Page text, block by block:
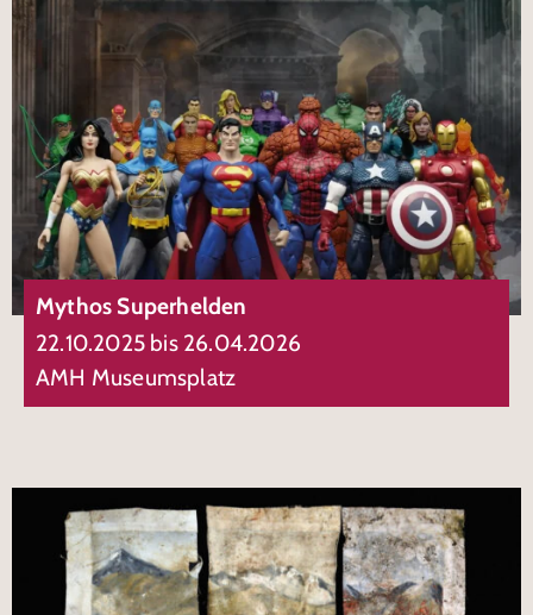
Mythos Superhelden
22.10.2025 bis 26.04.2026
AMH Museumsplatz